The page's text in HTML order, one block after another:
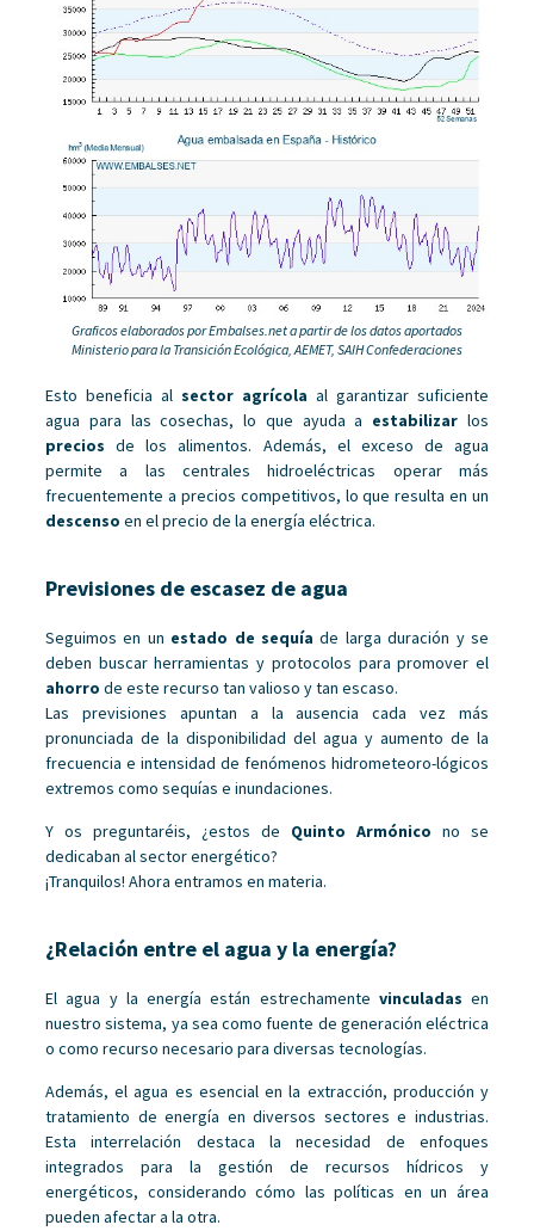
Graficos elaborados por Embalses.net a partir de los datos aportados
Ministerio para la Transición Ecológica, AEMET, SAIH Confederaciones
Esto beneficia al sector agrícola al garantizar suficiente
agua para las cosechas, lo que ayuda a estabilizar los
precios de los alimentos. Además, el exceso de agua
permite a las centrales hidroeléctricas operar más
frecuentemente a precios competitivos, lo que resulta en un
descenso en el precio de la energía eléctrica.
Previsiones de escasez de agua
Seguimos en un estado de sequía de larga duración y se
deben buscar herramientas y protocolos para promover el
ahorro de este recurso tan valioso y tan escaso.
Las previsiones apuntan a la ausencia cada vez más
pronunciada de la disponibilidad del agua y aumento de la
frecuencia e intensidad de fenómenos hidrometeoro-lógicos
extremos como sequías e inundaciones.
Y os preguntaréis, ¿estos de Quinto Armónico no se
dedicaban al sector energético?
¡Tranquilos! Ahora entramos en materia.
¿Relación entre el agua y la energía?
El agua y la energía están estrechamente vinculadas en
nuestro sistema, ya sea como fuente de generación eléctrica
o como recurso necesario para diversas tecnologías.
Además, el agua es esencial en la extracción, producción y
tratamiento de energía en diversos sectores e industrias.
Esta interrelación destaca la necesidad de enfoques
integrados para la gestión de recursos hídricos y
energéticos, considerando cómo las políticas en un área
pueden afectar a la otra.